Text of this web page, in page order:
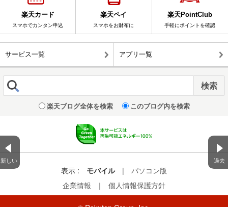
新しい 過去
楽天カード
スマホでカンタン申込
楽天ペイ
スマホをお財布に
楽天PointClub
手軽にポイントを確認
サービス一覧 アプリ一覧
楽天ブログ全体を検索 このブログ内を検索
表示 : モバイル |
パソコン版
企業情報
｜ 個人情報保護方針